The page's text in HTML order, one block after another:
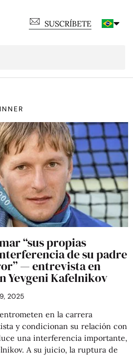
SUSCRÍBETE
“sus propias
de su padre
— entrevista en
Yevgeni Kafelnikov
2025
en la carrera
y condicionan su relación con
una interferencia importante,
A su juicio, la ruptura de